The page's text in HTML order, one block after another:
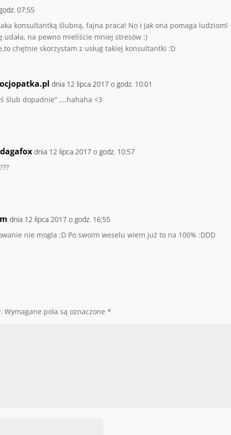
07:55
konsultantką ślubną, fajna praca! No i jak ona pomaga ludziom!
udała, na pewno mieliście mniej stresów :)
chętnie skorzystam z usług takiej konsultantki :D
dnia 12 lipca 2017 o godz. 10:01
ślub dopadnie” ….hahaha <3
dagafox dnia 12 lipca 2017 o godz. 10:57
???
dnia 12 lipca 2017 o godz. 16:55
nie mogla :D Po swoim weselu wiem już to na 100% :DDD
Wymagane pola są oznaczone*